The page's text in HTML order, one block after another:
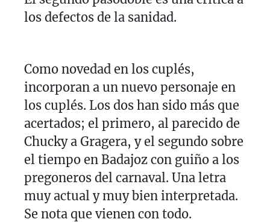
los defectos de la sanidad.
Como novedad en los cuplés,
incorporan a un nuevo personaje en
los cuplés. Los dos han sido más que
acertados; el primero, al parecido de
Chucky a Gragera, y el segundo sobre
el tiempo en Badajoz con guiño a los
pregoneros del carnaval. Una letra
muy actual y muy bien interpretada.
Se nota que vienen con todo.